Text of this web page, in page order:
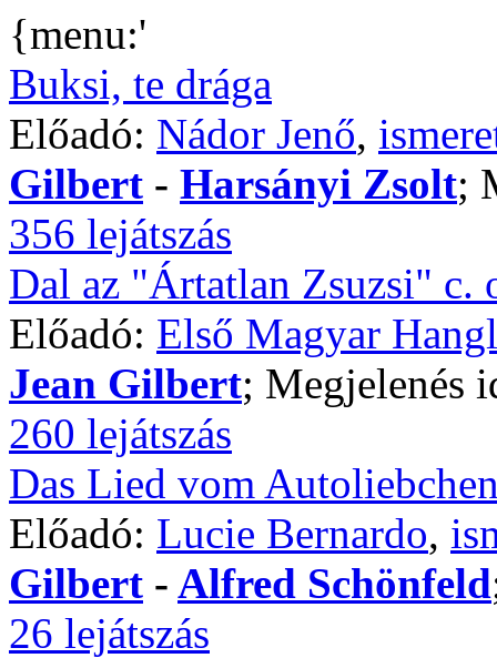
{menu:'
Buksi, te drága
Előadó: Nádor Jenő,
Gilbert - Harsányi Zsolt;
356 lejátszás
Dal az "Ártatlan Zsuzsi" c.
Előadó: Első Magyar
Jean Gilbert; Megjelenés
260 lejátszás
Das Lied vom
Előadó: Lucie Bernardo,
Gilbert - Alfred Schönfeld
26 lejátszás